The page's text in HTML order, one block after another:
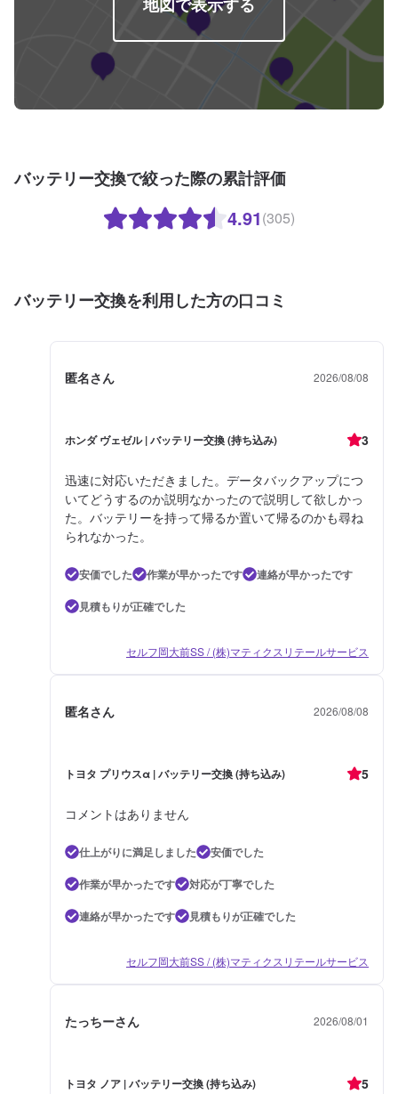
バッテリー交換で絞った際の累計評価
4.91(305)
バッテリー交換を利用した方の口コミ
匿名さん 2026/08/08
ホンダ ヴェゼル | バッテリー交換 (持ち込み) 3
迅速に対応いただきました。データバックアップにつ
いてどうするのか説明なかったので説明して欲しかっ
た。バッテリーを持って帰るか置いて帰るのかも尋ね
られなかった。
安価でした 作業が早かったです
連絡が早かったです
見積もりが正確でした
セルフ岡大前SS / (株)マティクスリテールサービス
匿名さん 2026/08/08
トヨタ プリウスα | バッテリー交換 (持ち込み) 5
コメントはありません
仕上がりに満足しました
安価でした
作業が早かったです
対応が丁寧でした
連絡が早かったです
見積もりが正確でした
セルフ岡大前SS / (株)マティクスリテールサービス
たっちーさん 2026/08/01
トヨタ ノア | バッテリー交換 (持ち込み) 5